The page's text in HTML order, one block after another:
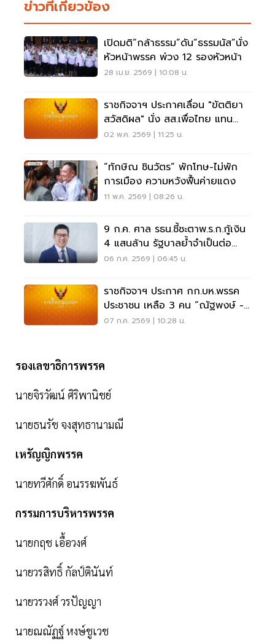
ข่าวที่เกี่ยวข้อง
เปิดมติ“กล้าธรรม”ดัน“ธรรมนัส”นั่ง
หัวหน้าพรรค พ่วง 12 รองหัวหน้า
28 เม.ย. 2569 | 10:08 น.
ราชกิจจาฯ ประกาศเลื่อน "ขัตติยา
สวัสดิผล" นั่ง สส.เพื่อไทย แทน
"สุริยะ" หลังลาออกมีผลทันที
02 พ.ค. 2569 | 11:25 น.
“ทักษิณ ชินวัตร” พักโทษ-ไม่พัก
การเมือง ความหวังฟื้นค่ายแดง
11 พ.ค. 2569 | 08:26 น.
9 ก.ค. ศาล รธน.ชี้ชะตาพ.ร.ก.กู้เงิน
4 แสนล้าน รัฐบาลย้ำจำเป็นต่อ
พลังงาน
06 ก.ค. 2569 | 06:45 น.
ราชกิจจาฯ ประกาศ กก.บห.พรรค
ประชาชน เหลือ 3 คน “ณัฐพงษ์ -
ณัฐวุฒิ - ชุติมา”
07 ก.ค. 2569 | 10:28 น.
รองเลขาธิการพรรค
นายจิรวัฒน์ ศิริพานิชย์
นายธนรัช จงสุทธานามณี
เหรัญญิกพรรค
นายทวีศักดิ์ อนรรฆพันธ์
กรรมการบริหารพรรค
นายกฤช เอื้อวงศ์
นายวรสิทธิ์ กัลป์ตินันท์
นายวรวงศ์ วรปัญญา
นายณณัฏฐ์ หงษ์ชูเวช